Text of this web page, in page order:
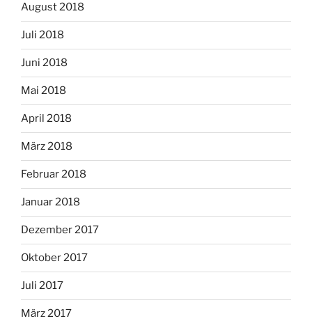
August 2018
Juli 2018
Juni 2018
Mai 2018
April 2018
März 2018
Februar 2018
Januar 2018
Dezember 2017
Oktober 2017
Juli 2017
März 2017